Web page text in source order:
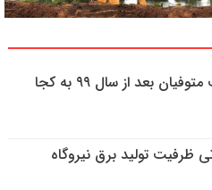
انتقال سهام عدالت متوفیان بعد از سال ۹۹ به کجا
مگاواتی ظرفیت تولید برق نیروگاه